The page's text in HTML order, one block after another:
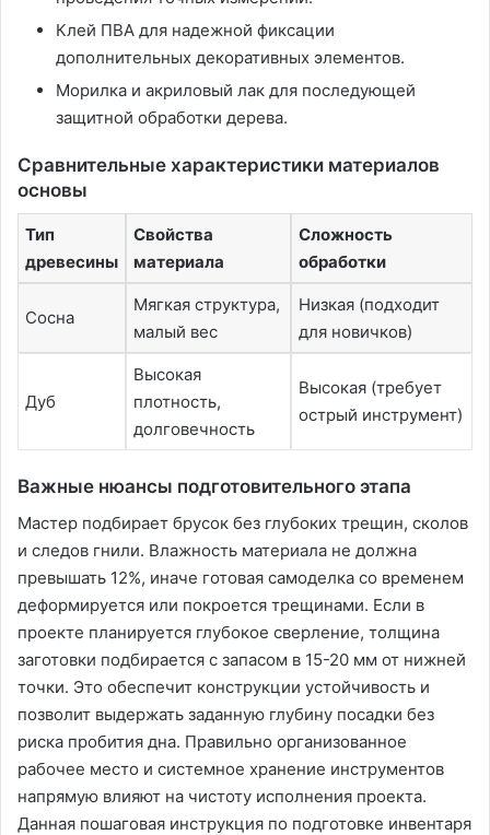
Клей ПВА для надежной фиксации
дополнительных декоративных элементов.
Морилка и акриловый лак для последующей
защитной обработки дерева.
Сравнительные характеристики материалов
основы
Тип
древесины
Свойства
материала
Сложность
обработки
Сосна
Мягкая структура,
малый вес
Низкая (подходит
для новичков)
Дуб
Высокая
плотность,
долговечность
Высокая (требует
острый инструмент)
Важные нюансы подготовительного этапа
Мастер подбирает брусок без глубоких трещин, сколов
и следов гнили. Влажность материала не должна
превышать 12%, иначе готовая самоделка со временем
деформируется или покроется трещинами. Если в
проекте планируется глубокое сверление, толщина
заготовки подбирается с запасом в 15-20 мм от нижней
точки. Это обеспечит конструкции устойчивость и
позволит выдержать заданную глубину посадки без
риска пробития дна. Правильно организованное
рабочее место и системное хранение инструментов
напрямую влияют на чистоту исполнения проекта.
Данная пошаговая инструкция по подготовке инвентаря